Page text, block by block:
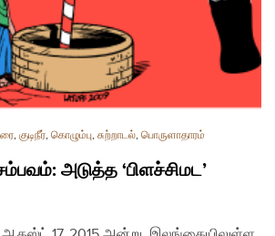
, குடிநீர், கொழும்பு, சுற்றாடல், பொருளாதாரம்
அடுத்த ‘பிளச்சிமட’